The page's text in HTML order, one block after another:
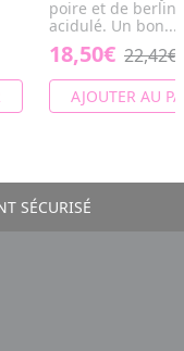
poire et de
acidulé. Un bon...
18,50€ 22,42€
AJOUTER AU
SÉCURISÉ